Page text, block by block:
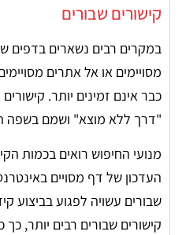
קישורים שבורים
במקרים רבים נשארים בדפים
מסויימים או אל אתרים
כבר אינם זמינים יותר.
"דרך ללא מוצא" ושמם בשפה
מנועי החיפוש רואים בכמות
העדכון של דף מסויים
שבורים עשויה לפגוע בביצוע
קישורים שבורים רבים יותר,